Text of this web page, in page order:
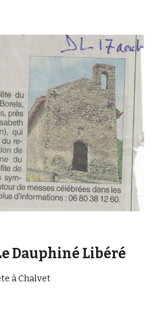
Dauphiné Libéré
à Chalvet